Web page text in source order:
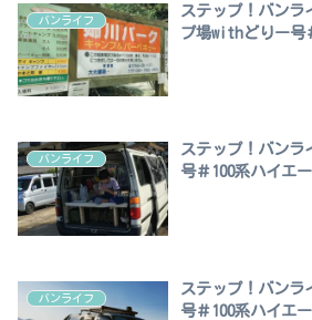
バンライフ
ステップ！バン
プ場withどりー号
バンライフ
ステップ！バン
号＃100系ハイエ
バンライフ
ステップ！バン
号＃100系ハイエ